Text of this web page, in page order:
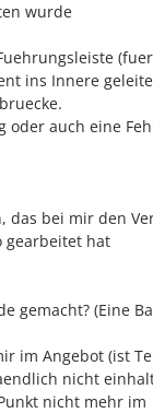
wurde
ins Innere
oder auch eine
das bei mir den
gearbeitet hat
gemacht? (Eine
im Angebot (ist
nicht
nicht mehr im